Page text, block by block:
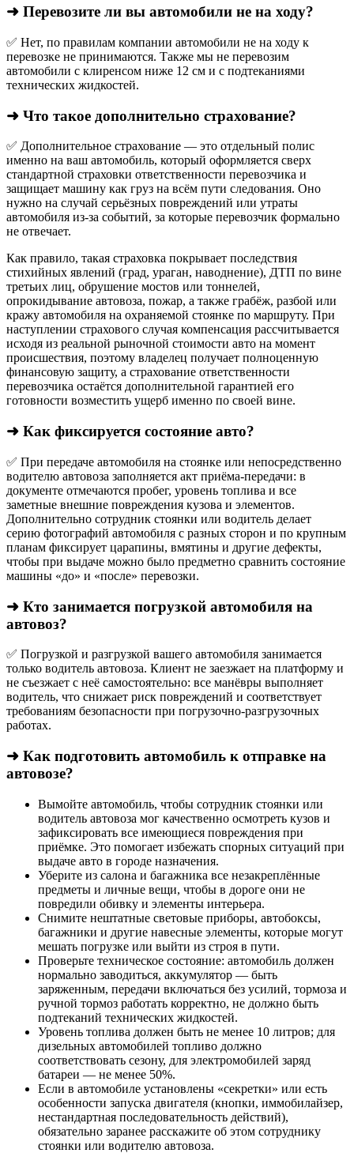
➜ Перевозите ли вы автомобили не на ходу?
✅ Нет, по правилам компании автомобили не на ходу к
перевозке не принимаются. Также мы не перевозим
автомобили с клиренсом ниже 12 см и с подтеканиями
технических жидкостей.
➜ Что такое дополнительно страхование?
✅ Дополнительное страхование — это отдельный полис
именно на ваш автомобиль, который оформляется сверх
стандартной страховки ответственности перевозчика и
защищает машину как груз на всём пути следования. Оно
нужно на случай серьёзных повреждений или утраты
автомобиля из‑за событий, за которые перевозчик формально
не отвечает.​
Как правило, такая страховка покрывает последствия
стихийных явлений (град, ураган, наводнение), ДТП по вине
третьих лиц, обрушение мостов или тоннелей,
опрокидывание автовоза, пожар, а также грабёж, разбой или
кражу автомобиля на охраняемой стоянке по маршруту. При
наступлении страхового случая компенсация рассчитывается
исходя из реальной рыночной стоимости авто на момент
происшествия, поэтому владелец получает полноценную
финансовую защиту, а страхование ответственности
перевозчика остаётся дополнительной гарантией его
готовности возместить ущерб именно по своей вине.
➜ Как фиксируется состояние авто?
✅ При передаче автомобиля на стоянке или непосредственно
водителю автовоза заполняется акт приёма-передачи: в
документе отмечаются пробег, уровень топлива и все
заметные внешние повреждения кузова и элементов.
Дополнительно сотрудник стоянки или водитель делает
серию фотографий автомобиля с разных сторон и по крупным
планам фиксирует царапины, вмятины и другие дефекты,
чтобы при выдаче можно было предметно сравнить состояние
машины «до» и «после» перевозки.
➜ Кто занимается погрузкой автомобиля на
автовоз?
✅ Погрузкой и разгрузкой вашего автомобиля занимается
только водитель автовоза. Клиент не заезжает на платформу и
не съезжает с неё самостоятельно: все манёвры выполняет
водитель, что снижает риск повреждений и соответствует
требованиям безопасности при погрузочно-разгрузочных
работах.
➜ Как подготовить автомобиль к отправке на
автовозе?
Вымойте автомобиль, чтобы сотрудник стоянки или
водитель автовоза мог качественно осмотреть кузов и
зафиксировать все имеющиеся повреждения при
приёмке. Это помогает избежать спорных ситуаций при
выдаче авто в городе назначения.
Уберите из салона и багажника все незакреплённые
предметы и личные вещи, чтобы в дороге они не
повредили обивку и элементы интерьера.
Снимите нештатные световые приборы, автобоксы,
багажники и другие навесные элементы, которые могут
мешать погрузке или выйти из строя в пути.
Проверьте техническое состояние: автомобиль должен
нормально заводиться, аккумулятор — быть
заряженным, передачи включаться без усилий, тормоза и
ручной тормоз работать корректно, не должно быть
подтеканий технических жидкостей.
Уровень топлива должен быть не менее 10 литров; для
дизельных автомобилей топливо должно
соответствовать сезону, для электромобилей заряд
батареи — не менее 50%.
Если в автомобиле установлены «секретки» или есть
особенности запуска двигателя (кнопки, иммобилайзер,
нестандартная последовательность действий),
обязательно заранее расскажите об этом сотруднику
стоянки или водителю автовоза.